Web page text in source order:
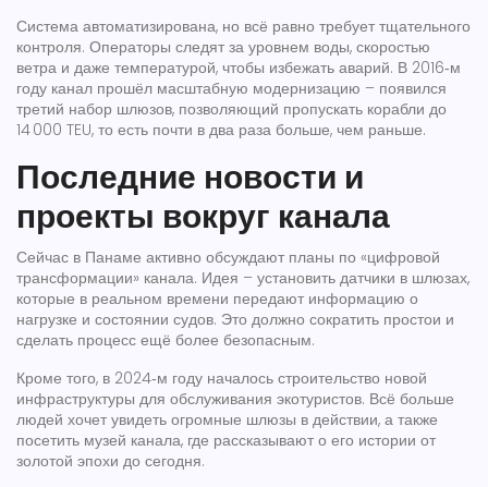
Система автоматизирована, но всё равно требует тщательного
контроля. Операторы следят за уровнем воды, скоростью
ветра и даже температурой, чтобы избежать аварий. В 2016‑м
году канал прошёл масштабную модернизацию – появился
третий набор шлюзов, позволяющий пропускать корабли до
14 000 TEU, то есть почти в два раза больше, чем раньше.
Последние новости и
проекты вокруг канала
Сейчас в Панаме активно обсуждают планы по «цифровой
трансформации» канала. Идея – установить датчики в шлюзах,
которые в реальном времени передают информацию о
нагрузке и состоянии судов. Это должно сократить простои и
сделать процесс ещё более безопасным.
Кроме того, в 2024‑м году началось строительство новой
инфраструктуры для обслуживания экотуристов. Всё больше
людей хочет увидеть огромные шлюзы в действии, а также
посетить музей канала, где рассказывают о его истории от
золотой эпохи до сегодня.